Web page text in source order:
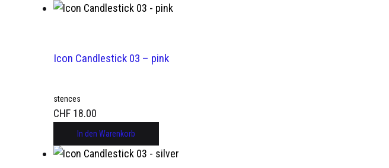
Icon Candlestick 03 – pink
stences
CHF 18.00
In den Warenkorb